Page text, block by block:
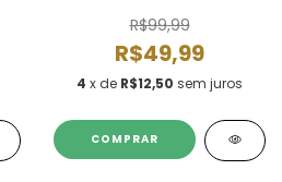
R$99,99
R$49,99
4 x de R$12,50 sem juros
COMPRAR